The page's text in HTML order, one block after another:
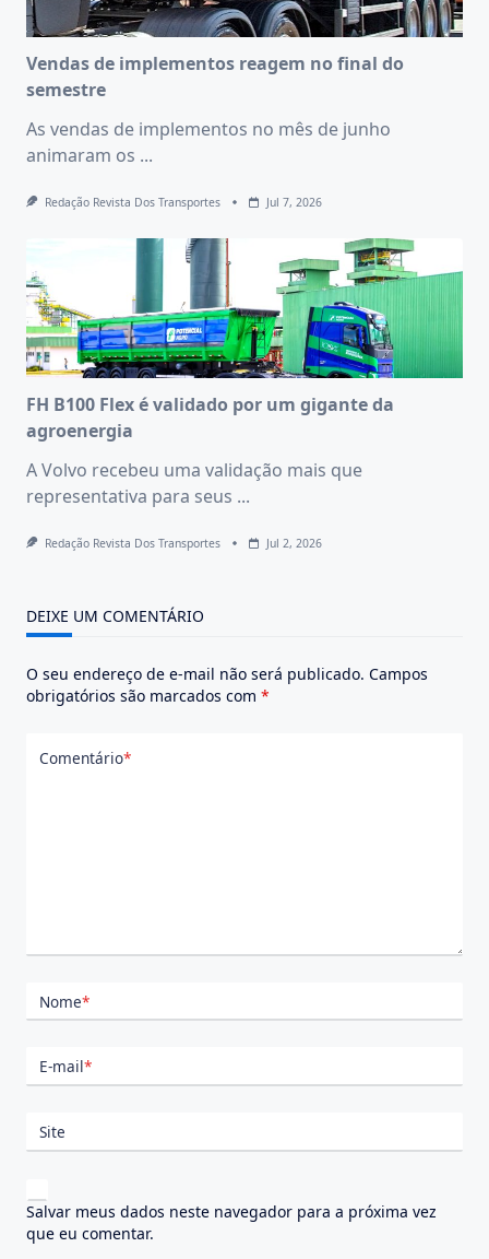
Vendas de implementos reagem no final do
semestre
As vendas de implementos no mês de junho
animaram os ...
Redação Revista Dos Transportes Jul 7, 2026
FH B100 Flex é validado por um gigante da
agroenergia
A Volvo recebeu uma validação mais que
representativa para seus ...
Redação Revista Dos Transportes Jul 2, 2026
DEIXE UM COMENTÁRIO
O seu endereço de e-mail não será publicado. Campos
obrigatórios são marcados com *
Comentário*
Nome*
E-mail*
Site
Salvar meus dados neste navegador para a próxima vez
que eu comentar.